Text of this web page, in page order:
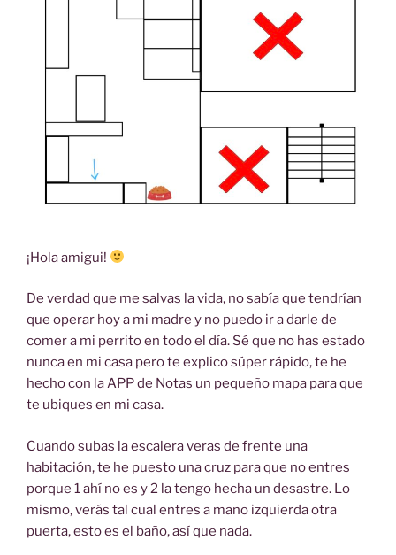
¡Hola amigui!
De verdad que me salvas la vida, no sabía que tendrían
que operar hoy a mi madre y no puedo ir a darle de
comer a mi perrito en todo el día. Sé que no has estado
nunca en mi casa pero te explico súper rápido, te he
hecho con la APP de Notas un pequeño mapa para que
te ubiques en mi casa.
Cuando subas la escalera veras de frente una
habitación, te he puesto una cruz para que no entres
porque 1 ahí no es y 2 la tengo hecha un desastre. Lo
mismo, verás tal cual entres a mano izquierda otra
puerta, esto es el baño, así que nada.